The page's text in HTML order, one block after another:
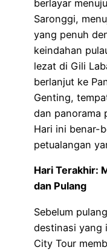
berlayar
Saronggi,
yang penuh
keindahan
lezat di Gili
berlanjut ke
Genting,
dan panorama
Hari ini benar-
petualangan
Hari Terakhir:
dan Pulang
Sebelum
destinasi yang
City Tour